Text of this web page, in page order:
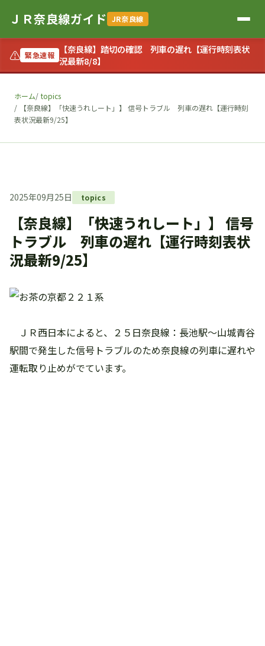
ＪＲ奈良線ガイド JR奈良線
⚠ 緊急速報
【奈良線】踏切の確認 列車の遅れ【運行時刻表状
況最新8/8】
ホーム topics
【奈良線】「快速うれしート」】 信号トラブル 列車の遅れ【運行時刻
表状況最新9/25】
2025年09月25日 topics
【奈良線】「快速うれしート」】 信号
トラブル 列車の遅れ【運行時刻表状
況最新9/25】
ＪＲ西日本によると、２５日奈良線：長池駅～山城青谷
駅間で発生した信号トラブルのため奈良線の列車に遅れや
運転取り止めがでています。